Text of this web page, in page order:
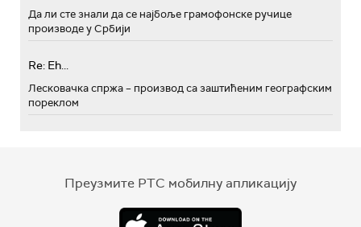
Да ли сте знали да се најбоље грамофонске ручице
производе у Србији
Re: Eh...
Лесковачка спржа – производ са заштићеним географским
пореклом
Преузмите РТС мобилну апликацију